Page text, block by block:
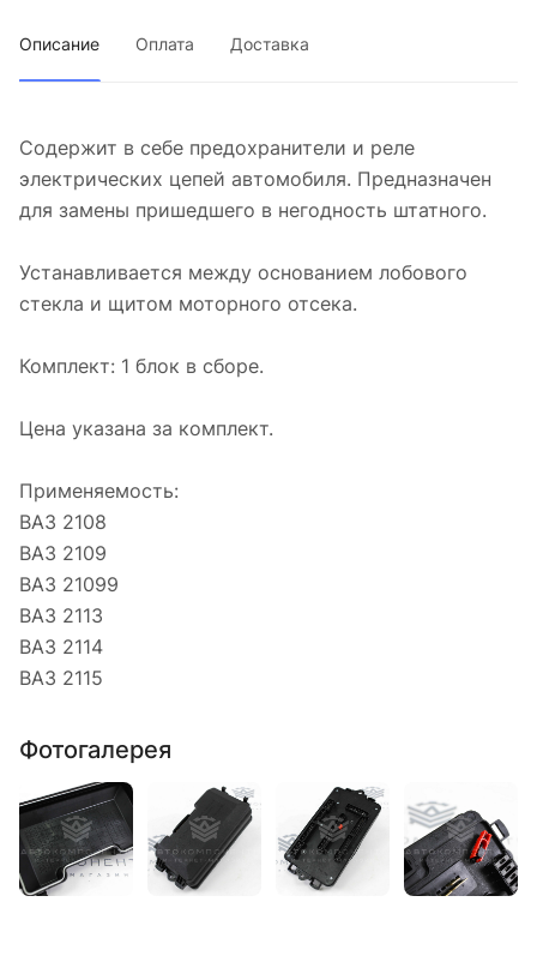
Описание Оплата Доставка
Содержит в себе предохранители и реле
электрических цепей автомобиля. Предназначен
для замены пришедшего в негодность штатного.
Устанавливается между основанием лобового
стекла и щитом моторного отсека.
Комплект: 1 блок в сборе.
Цена указана за комплект.
Применяемость:
ВАЗ 2108
ВАЗ 2109
ВАЗ 21099
ВАЗ 2113
ВАЗ 2114
ВАЗ 2115
Фотогалерея